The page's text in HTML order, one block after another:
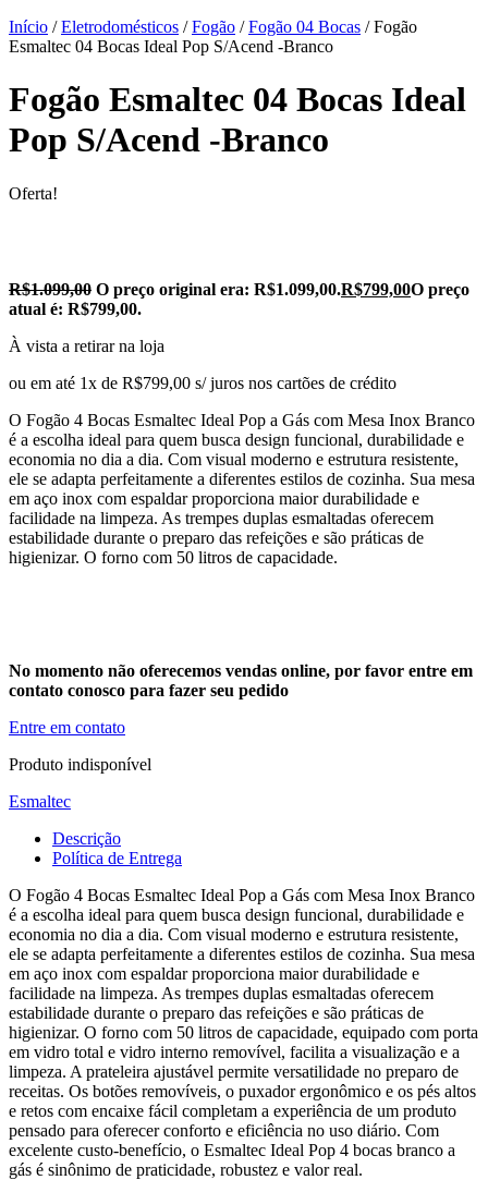
Início /Eletrodomésticos /Fogão /Fogão 04 Bocas / Fogão
Esmaltec 04 Bocas Ideal Pop S/Acend -Branco
Fogão Esmaltec 04 Bocas Ideal
Pop S/Acend -Branco
Oferta!
R$1.099,00 O preço original era: R$1.099,00.R$799,00O preço
atual é: R$799,00.
À vista a retirar na loja
ou em até 1x de R$799,00 s/ juros nos cartões de crédito
O Fogão 4 Bocas Esmaltec Ideal Pop a Gás com Mesa Inox Branco
é a escolha ideal para quem busca design funcional, durabilidade e
economia no dia a dia. Com visual moderno e estrutura resistente,
ele se adapta perfeitamente a diferentes estilos de cozinha. Sua mesa
em aço inox com espaldar proporciona maior durabilidade e
facilidade na limpeza. As trempes duplas esmaltadas oferecem
estabilidade durante o preparo das refeições e são práticas de
higienizar. O forno com 50 litros de capacidade.
No momento não oferecemos vendas online, por favor entre em
contato conosco para fazer seu pedido
Entre em contato
Produto indisponível
Esmaltec
Descrição
Política de Entrega
O Fogão 4 Bocas Esmaltec Ideal Pop a Gás com Mesa Inox Branco
é a escolha ideal para quem busca design funcional, durabilidade e
economia no dia a dia. Com visual moderno e estrutura resistente,
ele se adapta perfeitamente a diferentes estilos de cozinha. Sua mesa
em aço inox com espaldar proporciona maior durabilidade e
facilidade na limpeza. As trempes duplas esmaltadas oferecem
estabilidade durante o preparo das refeições e são práticas de
higienizar. O forno com 50 litros de capacidade, equipado com porta
em vidro total e vidro interno removível, facilita a visualização e a
limpeza. A prateleira ajustável permite versatilidade no preparo de
receitas. Os botões removíveis, o puxador ergonômico e os pés altos
e retos com encaixe fácil completam a experiência de um produto
pensado para oferecer conforto e eficiência no uso diário. Com
excelente custo-benefício, o Esmaltec Ideal Pop 4 bocas branco a
gás é sinônimo de praticidade, robustez e valor real.